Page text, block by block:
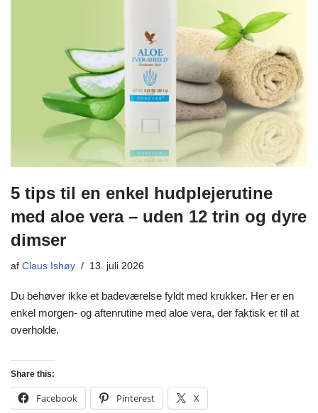
5 tips til en enkel hudplejerutine
med aloe vera – uden 12 trin og dyre
dimser
af Claus Ishøy 13. juli 2026
Du behøver ikke et badeværelse fyldt med krukker. Her er en
enkel morgen- og aftenrutine med aloe vera, der faktisk er til at
overholde.
Share this:
Facebook Pinterest X